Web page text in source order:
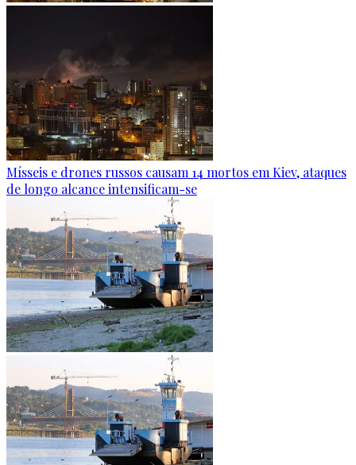
Mísseis e drones russos causam 14 mortos em Kiev, ataques
de longo alcance intensificam-se